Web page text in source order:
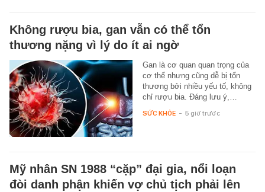
Không rượu bia, gan vẫn có thể tổn
thương nặng vì lý do ít ai ngờ
Gan là cơ quan quan trọng của
cơ thể nhưng cũng dễ bị tổn
thương bởi nhiều yếu tố, không
chỉ rượu bia. Đáng lưu ý,…
SỨC KHỎE - 5 giờ trước
Mỹ nhân SN 1988 “cặp” đại gia, nổi loạn
đòi danh phận khiến vợ chủ tịch phải lên